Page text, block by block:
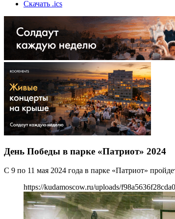
Скачать .ics
День Победы в парке «Патриот» 2024
С 9 по 11 мая 2024 года в парке «Патриот»
https://kudamoscow.ru/uploads/